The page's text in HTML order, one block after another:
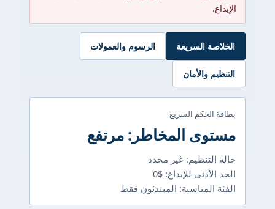
الإيداع.
الخلاصة السريعة الرسوم والعمولات
التنظيم والأمان
بطاقة الحكم السريع
مستوى المخاطر: مرتفع
حالة التنظيم: غير محدد
الحد الأدنى للإيداع: $0
الفئة المناسبة: المبتدئون فقط